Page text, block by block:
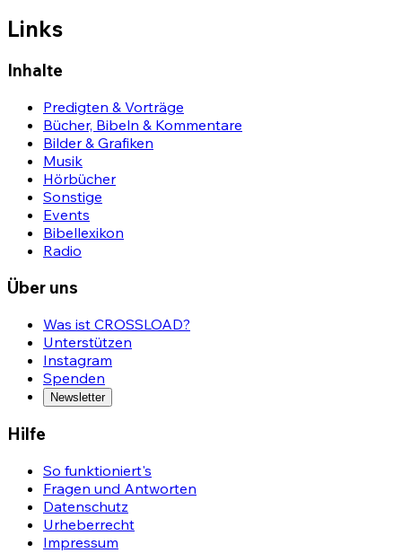
Links
Inhalte
Predigten & Vorträge
Bücher, Bibeln & Kommentare
Bilder & Grafiken
Musik
Hörbücher
Sonstige
Events
Bibellexikon
Radio
Über uns
Was ist CROSSLOAD?
Unterstützen
Instagram
Spenden
Newsletter
Hilfe
So funktioniert's
Fragen und Antworten
Datenschutz
Urheberrecht
Impressum